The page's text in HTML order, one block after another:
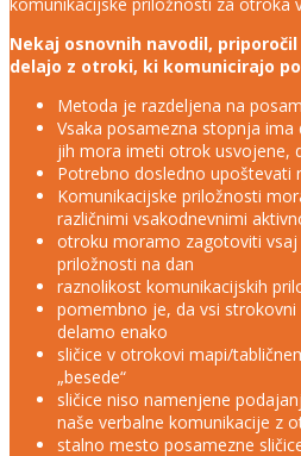
Nekaj osnovnih navodil,
delajo z otroki, ki komunicirajo po
Metoda je razdeljena na
Vsaka posamezna stopnja
jih mora imeti otrok usvojene,
Potrebno dosledno upoštevati
Komunikacijske priložnosti
različnimi vsakodnevnimi
otroku moramo zagotoviti vsaj
priložnosti na dan
raznolikost komunikacijskih
pomembno je, da vsi
delamo enako
sličice v otrokovi mapi/
„besede“
sličice niso namenjene
naše verbalne komunikacije z
stalno mesto posamezne